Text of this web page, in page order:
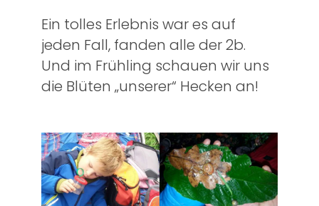
Ein tolles Erlebnis war es auf
jeden Fall, fanden alle der 2b.
Und im Frühling schauen wir uns
die Blüten „unserer“ Hecken an!